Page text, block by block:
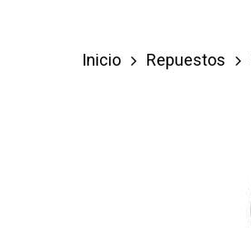
Inicio Repuestos